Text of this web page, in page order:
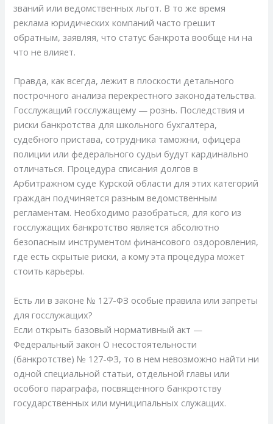
званий или ведомственных льгот. В то же время
реклама юридических компаний часто грешит
обратным, заявляя, что статус банкрота вообще ни на
что не влияет.
Правда, как всегда, лежит в плоскости детального
построчного анализа перекрестного законодательства.
Госслужащий госслужащему — рознь. Последствия и
риски банкротства для школьного бухгалтера,
судебного пристава, сотрудника таможни, офицера
полиции или федерального судьи будут кардинально
отличаться. Процедура списания долгов в
Арбитражном суде Курской области для этих категорий
граждан подчиняется разным ведомственным
регламентам. Необходимо разобраться, для кого из
госслужащих банкротство является абсолютно
безопасным инструментом финансового оздоровления,
где есть скрытые риски, а кому эта процедура может
стоить карьеры.
Есть ли в законе № 127-ФЗ особые правила или запреты
для госслужащих?
Если открыть базовый нормативный акт —
Федеральный закон О несостоятельности
(банкротстве) № 127-ФЗ, то в нем невозможно найти ни
одной специальной статьи, отдельной главы или
особого параграфа, посвященного банкротству
государственных или муниципальных служащих.